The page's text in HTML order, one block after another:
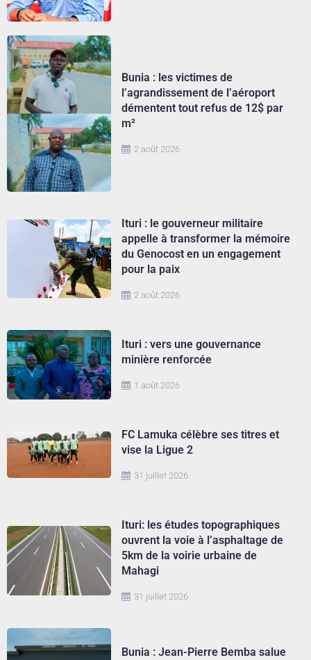
2 août 2026
Bunia : les victimes de
l’agrandissement de l’aéroport
démentent tout refus de 12$ par
m²
2 août 2026
Ituri : le gouverneur militaire
appelle à transformer la mémoire
du Genocost en un engagement
pour la paix
1 août 2026
Ituri : vers une gouvernance
minière renforcée
31 juillet 2026
FC Lamuka célèbre ses titres et
vise la Ligue 2
31 juillet 2026
Ituri: les études topographiques
ouvrent la voie à l’asphaltage de
5km de la voirie urbaine de
Mahagi
Bunia : Jean-Pierre Bemba salue